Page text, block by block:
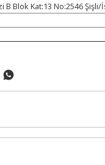
B Blok Kat:13 No:2546